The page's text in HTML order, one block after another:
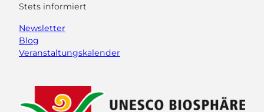
Stets informiert
Newsletter
Blog
Veranstaltungskalender